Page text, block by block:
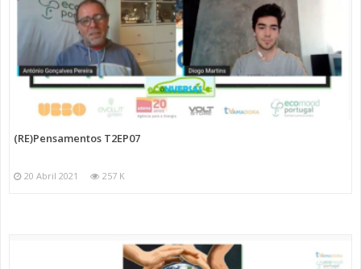
(RE)Pensamentos T2EP07
20 Abril 2021 257 K